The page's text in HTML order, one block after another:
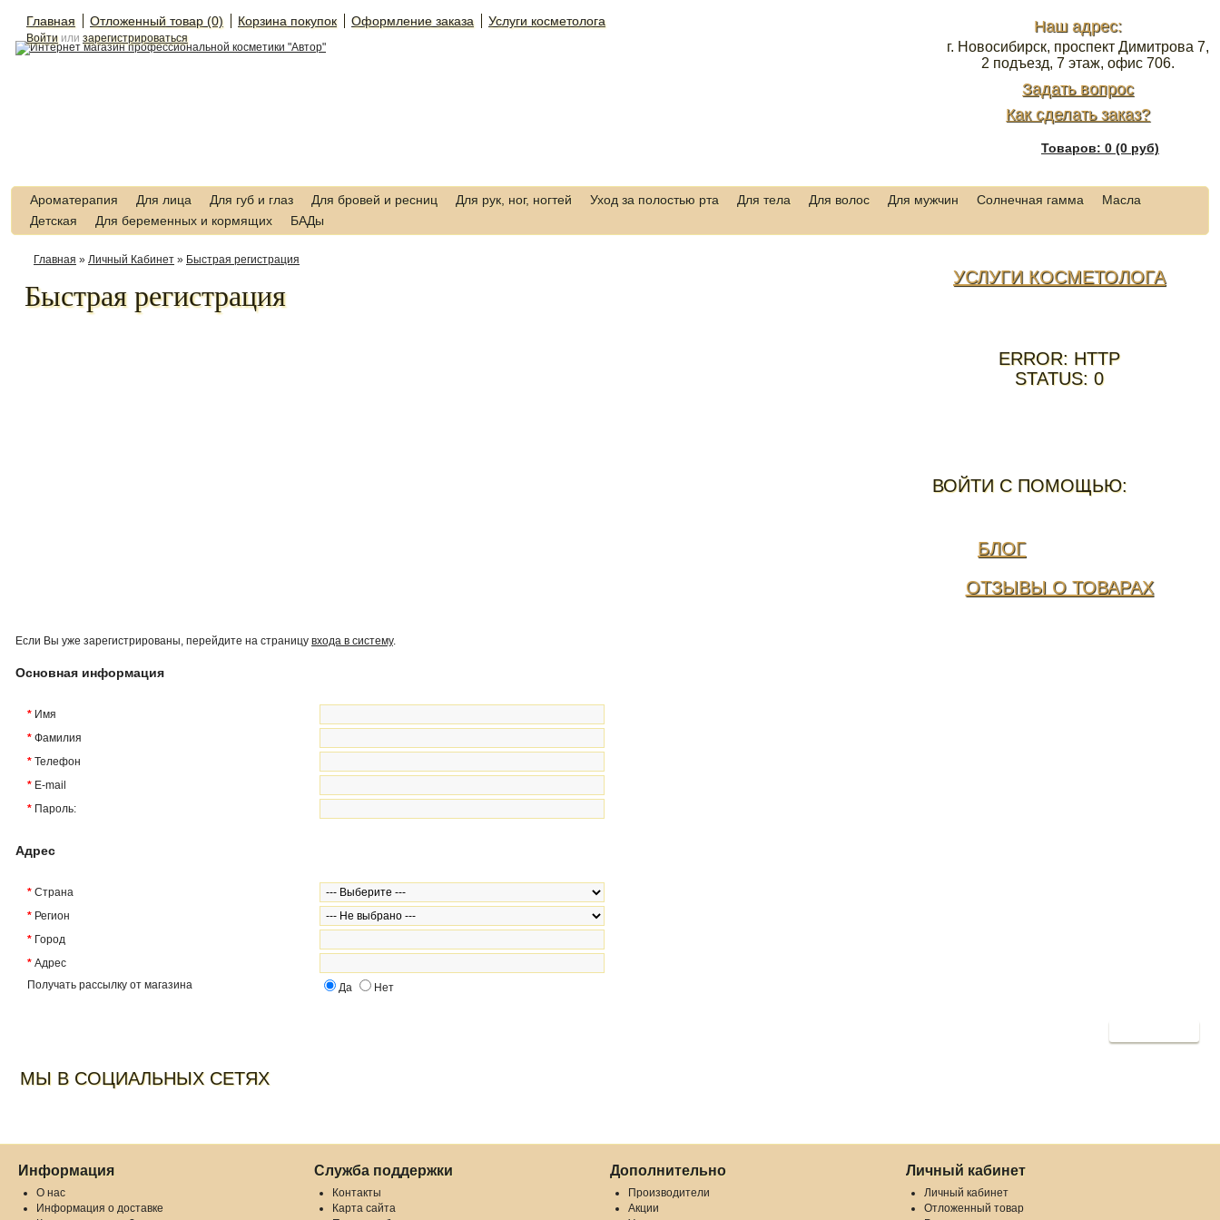
Товаров: 0 (0 руб)
Наш адрес:
г. Новосибирск, проспект Димитрова 7,
2 подъезд, 7 этаж, офис 706.
Задать вопрос
Как сделать заказ?
Войти или зарегистрироваться
Главная Отложенный товар (0) Корзина покупок Оформление заказа Услуги косметолога
Ароматерапия Для лица Для губ и глаз Для бровей и ресниц Для рук, ног, ногтей Уход за полостью рта Для тела Для волос Для мужчин Солнечная гамма
Масла
Детская
Для беременных и кормящих БАДы
Главная » Личный Кабинет » Быстрая регистрация
Быстрая регистрация
УСЛУГИ КОСМЕТОЛОГА
ERROR: HTTP
STATUS: 0
ВОЙТИ С ПОМОЩЬЮ:
БЛОГ
ОТЗЫВЫ О ТОВАРАХ
Если Вы уже зарегистрированы, перейдите на страницу входа в систему.
Основная информация
* Имя
* Фамилия
* Телефон
* E-mail
* Пароль:
Адрес
* Страна
* Регион
* Город
* Адрес
Получать рассылку от магазина
Да Нет
МЫ В СОЦИАЛЬНЫХ СЕТЯХ
Информация
О нас
Информация о доставке
Служба поддержки
Контакты
Карта сайта
Дополнительно
Производители
Акции
Личный кабинет
Личный кабинет
Отложенный товар